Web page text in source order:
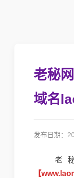
老秘
域名
发布日期：
老秘
【